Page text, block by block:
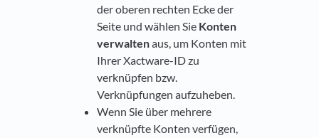
der oberen rechten Ecke der
Seite und wählen Sie Konten
verwaltenaus, um Konten mit
Ihrer Xactware-ID zu
verknüpfen bzw.
Verknüpfungen aufzuheben.
Wenn Sie über mehrere
verknüpfte Konten verfügen,